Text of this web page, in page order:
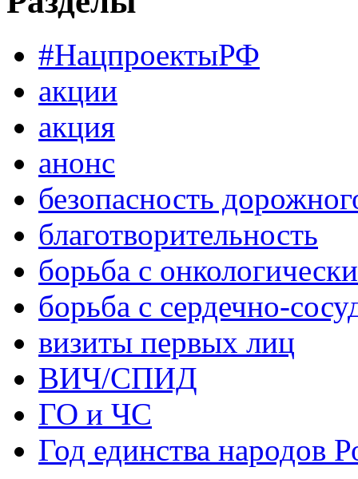
#НацпроектыРФ
акции
акция
анонс
безопасность
благотворительность
борьба с
борьба с сердечно-
визиты первых лиц
ВИЧ/СПИД
ГО и ЧС
Год единства народов